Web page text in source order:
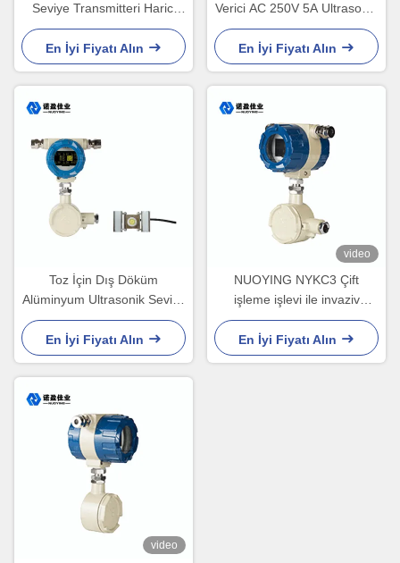
Seviye Transmitteri Harici
Ekli
En İyi Fiyatı Alın
Verici AC 250V 5A Ultrasonik
Seviye Şalteri
En İyi Fiyatı Alın
Toz İçin Dış Döküm
Alüminyum Ultrasonik Seviye
Verici Mıknatıs Adsorpsiyonu
En İyi Fiyatı Alın
video
NUOYING NYKC3 Çift
işleme işlevi ile invaziv
olmayan ultrasonik seviye
verici
En İyi Fiyatı Alın
video